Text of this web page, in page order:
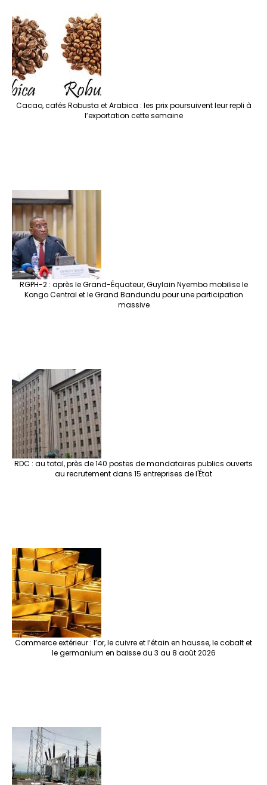
Cacao, cafés Robusta et Arabica : les prix poursuivent leur repli à
l’exportation cette semaine
RGPH-2 : après le Grand-Équateur, Guylain Nyembo mobilise le
Kongo Central et le Grand Bandundu pour une participation
massive
RDC : au total, près de 140 postes de mandataires publics ouverts
au recrutement dans 15 entreprises de l'État
Commerce extérieur : l’or, le cuivre et l’étain en hausse, le cobalt et
le germanium en baisse du 3 au 8 août 2026